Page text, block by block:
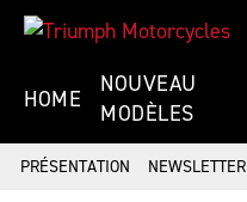
HOME
NOUVEAU
MODÈLES
PRÉSENTATION NEWSLETTER